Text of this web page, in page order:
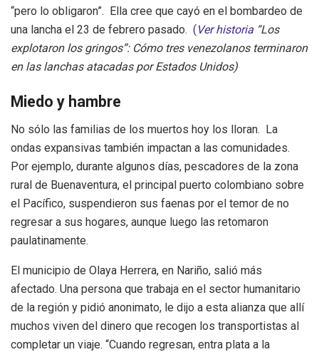
“pero lo obligaron”. Ella cree que cayó en el bombardeo de
una lancha el 23 de febrero pasado. (Ver historia “Los
explotaron los gringos”: Cómo tres venezolanos terminaron
en las lanchas atacadas por Estados Unidos)
Miedo y hambre
No sólo las familias de los muertos hoy los lloran. La
ondas expansivas también impactan a las comunidades.
Por ejemplo, durante algunos días, pescadores de la zona
rural de Buenaventura, el principal puerto colombiano sobre
el Pacífico, suspendieron sus faenas por el temor de no
regresar a sus hogares, aunque luego las retomaron
paulatinamente.
El municipio de Olaya Herrera, en Nariño, salió más
afectado. Una persona que trabaja en el sector humanitario
de la región y pidió anonimato, le dijo a esta alianza que allí
muchos viven del dinero que recogen los transportistas al
completar un viaje. “Cuando regresan, entra plata a la